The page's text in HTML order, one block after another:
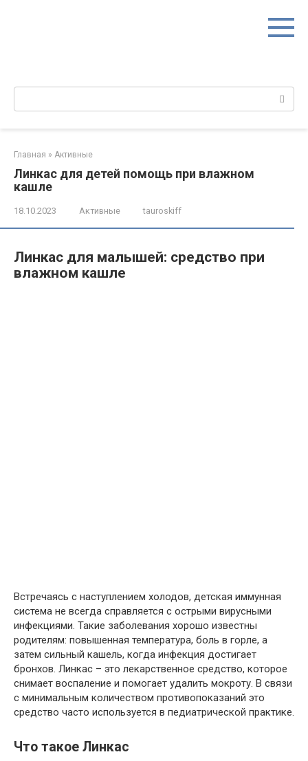
Поиск:
Главная » Активные
Линкас для детей помощь при влажном
кашле
18.10.2023 Активные tauroskiff
Линкас для малышей: средство при
влажном кашле
Встречаясь с наступлением холодов, детская иммунная
система не всегда справляется с острыми вирусными
инфекциями. Такие заболевания хорошо известны
родителям: повышенная температура, боль в горле, а
затем сильный кашель, когда инфекция достигает
бронхов. Линкас – это лекарственное средство, которое
снимает воспаление и помогает удалить мокроту. В связи
с минимальным количеством противопоказаний это
средство часто используется в педиатрической практике.
Что такое Линкас